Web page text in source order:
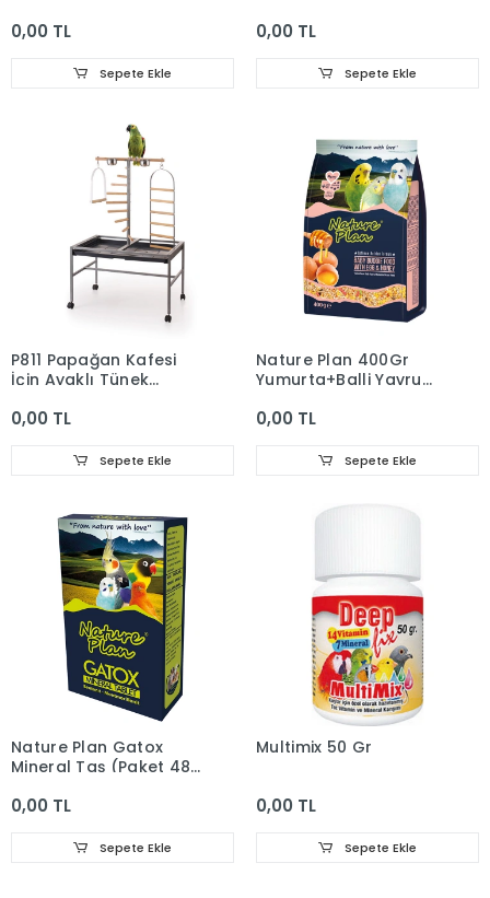
0,00 TL
Sepete Ekle
0,00 TL
Sepete Ekle
P811 Papağan Kafesi
İçin Ayaklı Tünek
0,00 TL
Sepete Ekle
Nature Plan 400Gr
Yumurta+Balli Yavru
0,00 TL
Sepete Ekle
Nature Plan Gatox
Mineral Taş (Paket 48-
0,00 TL
Sepete Ekle
Multimix 50 Gr
0,00 TL
Sepete Ekle